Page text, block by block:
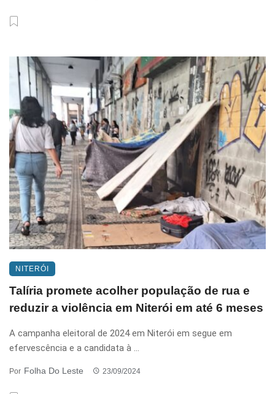
NITERÓI
Talíria promete acolher população de rua e
reduzir a violência em Niterói em até 6 meses
A campanha eleitoral de 2024 em Niterói em segue em
efervescência e a candidata à ...
Por Folha Do Leste 23/09/2024